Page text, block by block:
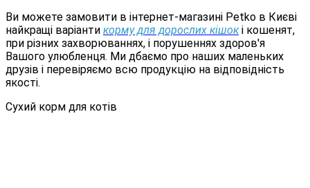
Ви можете замовити в інтернет-магазині Petko в Києві
найкращі варіанти корму для дорослих кішокі кошенят,
при різних захворюваннях, і порушеннях здоров'я
Вашого улюбленця. Ми дбаємо про наших маленьких
друзів і перевіряємо всю продукцію на відповідність
якості.
Сухий корм для котів